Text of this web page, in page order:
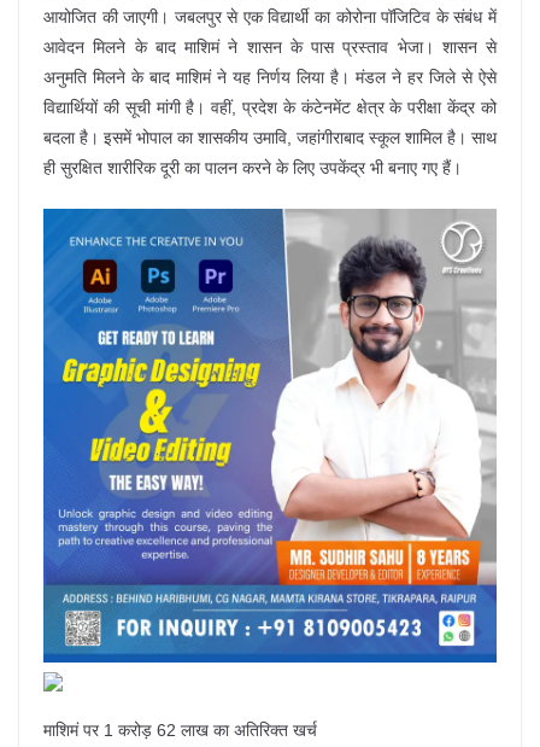
आयोजित की जाएगी। जबलपुर से एक विद्यार्थी का कोरोना पॉजिटिव के संबंध में
आवेदन मिलने के बाद माशिमं ने शासन के पास प्रस्ताव भेजा। शासन से
अनुमति मिलने के बाद माशिमं ने यह निर्णय लिया है। मंडल ने हर जिले से ऐसे
विद्यार्थियों की सूची मांगी है। वहीं, प्रदेश के कंटेनमेंट क्षेत्र के परीक्षा केंद्र को
बदला है। इसमें भोपाल का शासकीय उमावि, जहांगीराबाद स्कूल शामिल है। साथ
ही सुरक्षित शारीरिक दूरी का पालन करने के लिए उपकेंद्र भी बनाए गए हैं।
माशिमं पर 1 करोड़ 62 लाख का अतिरिक्त खर्च